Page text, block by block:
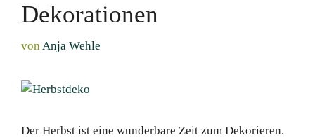
Dekorationen
von Anja Wehle
Der Herbst ist eine wunderbare Zeit zum Dekorieren.